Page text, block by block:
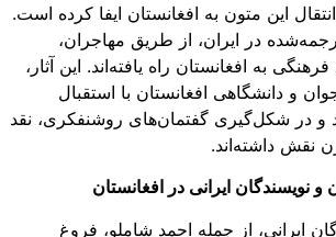
این متون به افغانستان ایفا کرده است.
در ایران، از طریق مهاجران،
به افغانستان راه یافته‌اند. این آثار،
و دانشگاهی افغانستان با استقبال
در شکل‌گیری گفتمان‌های روشنفکری، نقد
نقش داشته‌اند.
نویسندگان ایرانی در افغانستان
ایرانی، از جمله احمد شاملو، فروغ